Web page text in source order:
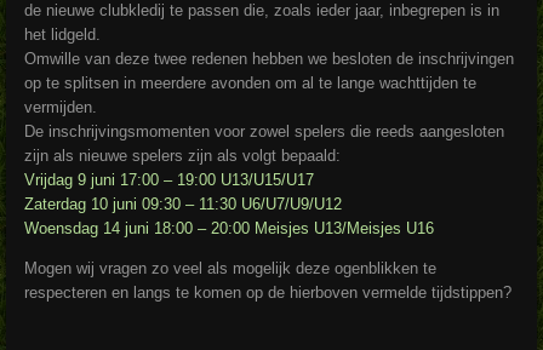
de nieuwe clubkledij te passen die, zoals ieder jaar, inbegrepen is in
het lidgeld.
Omwille van deze twee redenen hebben we besloten de inschrijvingen
op te splitsen in meerdere avonden om al te lange wachttijden te
vermijden.
De inschrijvingsmomenten voor zowel spelers die reeds aangesloten
zijn als nieuwe spelers zijn als volgt bepaald:
Vrijdag 9 juni 17:00 – 19:00 U13/U15/U17
Zaterdag 10 juni 09:30 – 11:30 U6/U7/U9/U12
Woensdag 14 juni 18:00 – 20:00 Meisjes U13/Meisjes U16
Mogen wij vragen zo veel als mogelijk deze ogenblikken te
respecteren en langs te komen op de hierboven vermelde tijdstippen?